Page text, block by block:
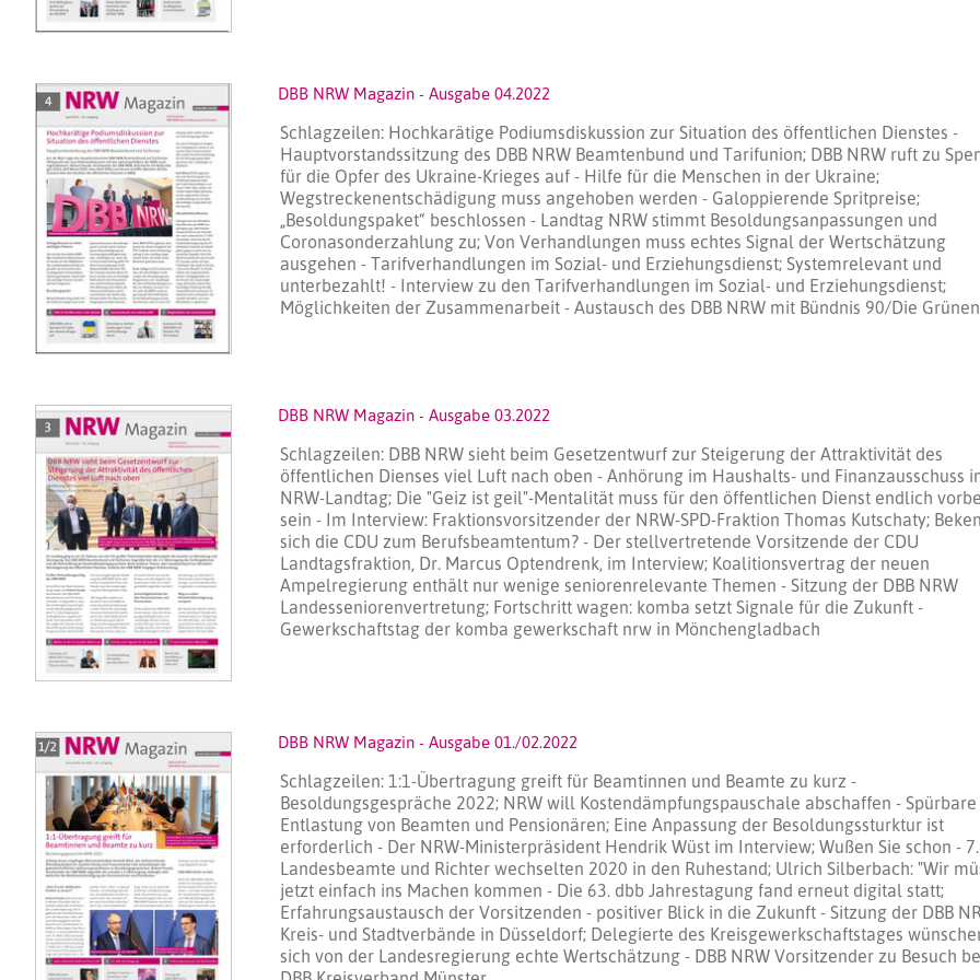
DBB NRW Magazin - Ausgabe 04.2022
Schlagzeilen: Hochkarätige Podiumsdiskussion zur Situation des öffentlichen Dienstes -
Hauptvorstandssitzung des DBB NRW Beamtenbund und Tarifunion; DBB NRW ruft zu
für die Opfer des Ukraine-Krieges auf - Hilfe für die Menschen in der Ukraine;
Wegstreckenentschädigung muss angehoben werden - Galoppierende Spritpreise;
„Besoldungspaket“ beschlossen - Landtag NRW stimmt Besoldungsanpassungen und
Coronasonderzahlung zu; Von Verhandlungen muss echtes Signal der Wertschätzung
ausgehen - Tarifverhandlungen im Sozial- und Erziehungsdienst; Systemrelevant und
unterbezahlt! - Interview zu den Tarifverhandlungen im Sozial- und Erziehungsdienst;
Möglichkeiten der Zusammenarbeit - Austausch des DBB NRW mit Bündnis 90/Die Grünen
DBB NRW Magazin - Ausgabe 03.2022
Schlagzeilen: DBB NRW sieht beim Gesetzentwurf zur Steigerung der Attraktivität des
öffentlichen Dienses viel Luft nach oben - Anhörung im Haushalts- und Finanzausschuss
NRW-Landtag; Die "Geiz ist geil"-Mentalität muss für den öffentlichen Dienst endlich
sein - Im Interview: Fraktionsvorsitzender der NRW-SPD-Fraktion Thomas Kutschaty;
sich die CDU zum Berufsbeamtentum? - Der stellvertretende Vorsitzende der CDU
Landtagsfraktion, Dr. Marcus Optendrenk, im Interview; Koalitionsvertrag der neuen
Ampelregierung enthält nur wenige seniorenrelevante Themen - Sitzung der DBB NRW
Landesseniorenvertretung; Fortschritt wagen: komba setzt Signale für die Zukunft -
Gewerkschaftstag der komba gewerkschaft nrw in Mönchengladbach
DBB NRW Magazin - Ausgabe 01./02.2022
Schlagzeilen: 1:1-Übertragung greift für Beamtinnen und Beamte zu kurz -
Besoldungsgespräche 2022; NRW will Kostendämpfungspauschale abschaffen - Spürbare
Entlastung von Beamten und Pensionären; Eine Anpassung der Besoldungssturktur ist
erforderlich - Der NRW-Ministerpräsident Hendrik Wüst im Interview; Wußen Sie schon -
Landesbeamte und Richter wechselten 2020 in den Ruhestand; Ulrich Silberbach: "Wir
jetzt einfach ins Machen kommen - Die 63. dbb Jahrestagung fand erneut digital statt;
Erfahrungsaustausch der Vorsitzenden - positiver Blick in die Zukunft - Sitzung der DBB
Kreis- und Stadtverbände in Düsseldorf; Delegierte des Kreisgewerkschaftstages
sich von der Landesregierung echte Wertschätzung - DBB NRW Vorsitzender zu Besuch